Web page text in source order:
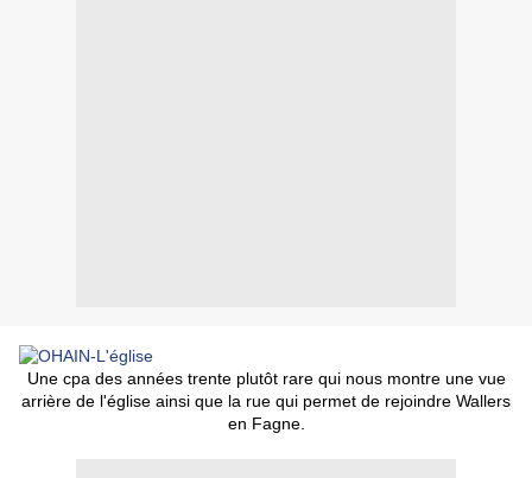
Une cpa des années trente plutôt rare qui nous montre une vue
arrière de l'église ainsi que la rue qui permet de rejoindre Wallers
en Fagne.